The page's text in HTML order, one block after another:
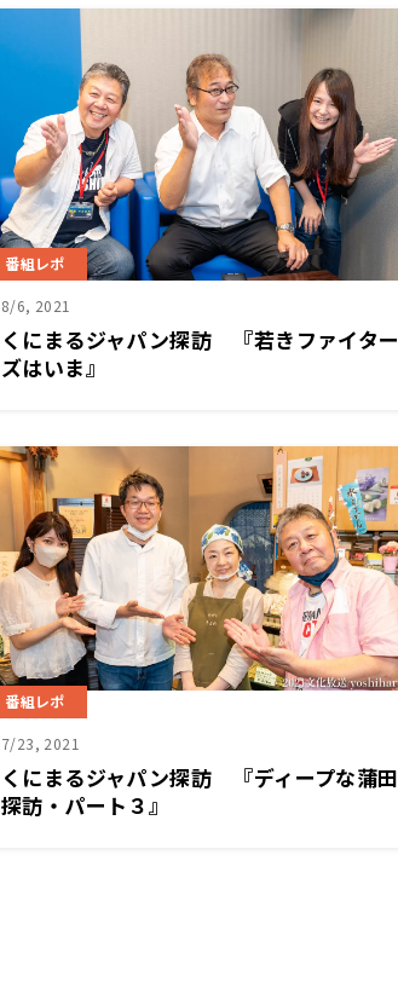
番組レポ
8/6, 2021
くにまるジャパン探訪 『若きファイター
ズはいま』
番組レポ
7/23, 2021
くにまるジャパン探訪 『ディープな蒲田
探訪・パート３』